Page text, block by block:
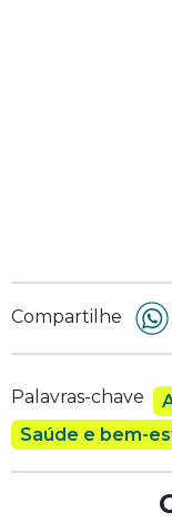
Compartilhe
Palavras-chave
Saúde e bem-